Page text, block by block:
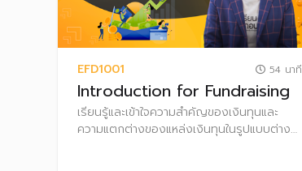
EFD1001 54 นาที
Introduction for Fundraising
เรียนรู้และเข้าใจความสำคัญของเงินทุนและ
ความแตกต่างของแหล่งเงินทุนในรูปแบบต่างๆ